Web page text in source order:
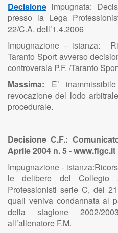
Decisione impugnata:
presso la Lega
22/C.A. dell’1.4.2006
Impugnazione - istanza:
Taranto Sport avverso
controversia P.F. /Taranto
Massima: E’
revocazione del lodo
procedurale.
Decisione C.F.:
Aprile 2004 n. 5 - www.figc.it
Impugnazione -
le delibere del Collegio
Professionisti serie C, del
quali veniva condannata al
della stagione 2002/
all’allenatore F.M.